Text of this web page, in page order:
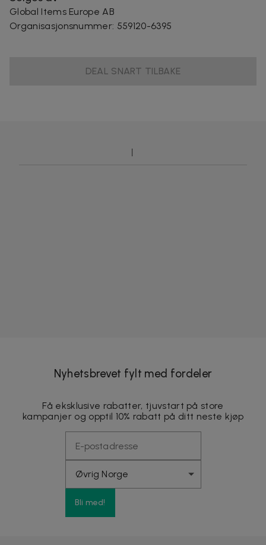
Global Items Europe AB
Organisasjonsnummer: 559120-6395
DEAL SNART TILBAKE
Nyhetsbrevet fylt med fordeler
Få eksklusive rabatter, tjuvstart på store
kampanjer og opptil 10% rabatt på ditt neste kjøp
Bli med!